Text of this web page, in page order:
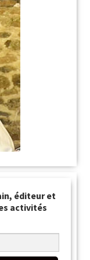
éditeur et
activités